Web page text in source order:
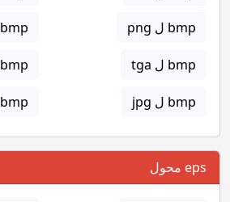
bmp ل png bmp ل svg
bmp ل tga bmp ل png
bmp ل jpg bmp ل gif
eps محول